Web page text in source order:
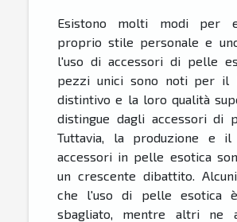
Esistono molti modi per
proprio stile personale e
l'uso di accessori di pelle
pezzi unici sono noti per il
distintivo e la loro qualità
distingue dagli accessori di
Tuttavia, la produzione e il
accessori in pelle esotica
un crescente dibattito.
che l'uso di pelle esotica
sbagliato, mentre altri ne